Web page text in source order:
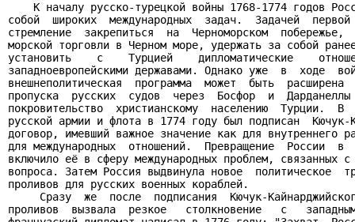
К началу русско-турецкой войны 1768-1774 годов
собой  широких  международных  задач.  Задачей
стремление  закрепиться  на  Черноморском  побережье,
морской торговли в Черном море, удержать за собой
установить    с    Турцией    дипломатические
западноевропейскими державами. Однако уже  в  ходе
внешнеполитическая  программа  может  быть
пропуска  русских  судов  через  Босфор  и
покровительство  христианскому  населению  Турции.  В
русской армии и флота в 1774 году был подписан  Кючук-
договор, имевший важное значение как для внутреннего
для международных  отношений.  Превращение  России  в
включило её в сферу международных проблем, связанных
вопроса. Затем Россия выдвинула новое  политическое
проливов для русских военных кораблей.
Сразу  же  после  подписания  Кючук-
проливов  вызвала  резкое   столкновение   с